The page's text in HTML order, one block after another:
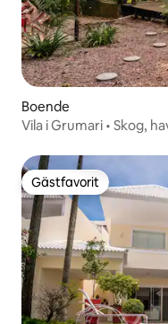
Boende
Vila i Grumari • Skog,
Gästfavorit
Gästfavorit